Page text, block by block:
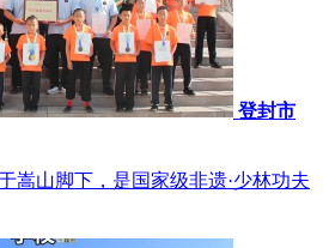
登封市
嵩山脚下，是国家级非遗·少林功夫